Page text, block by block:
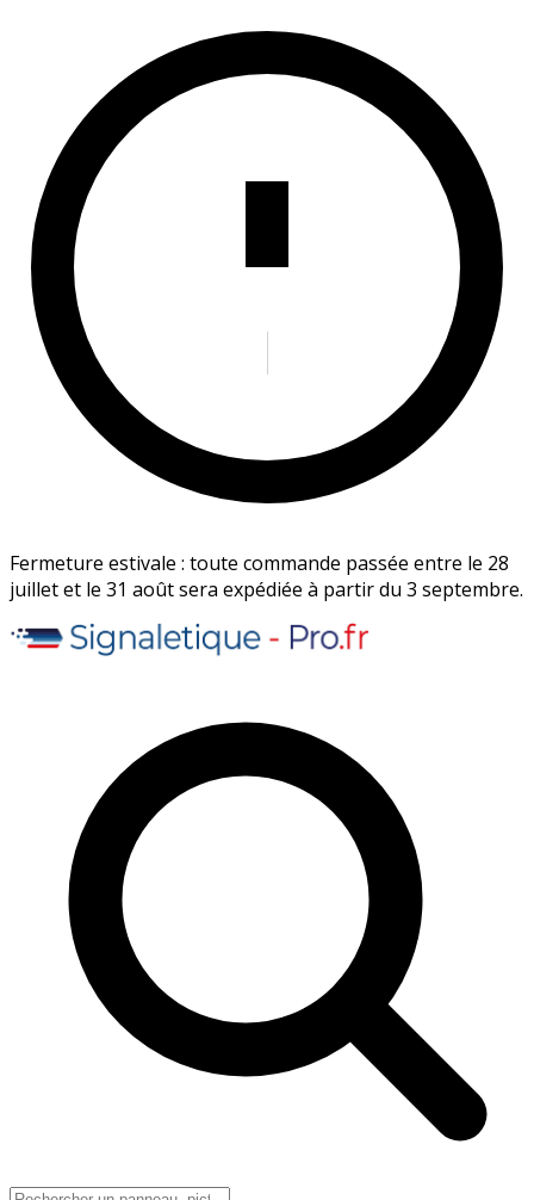
Fermeture estivale : toute commande passée entre le 28
juillet et le 31 août sera expédiée à partir du 3 septembre.